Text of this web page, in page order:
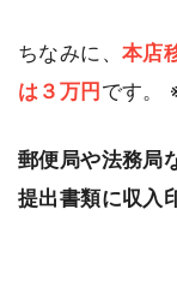
ちなみに、 本店
は３万円 です。
郵便局や法務局
提出書類に収入